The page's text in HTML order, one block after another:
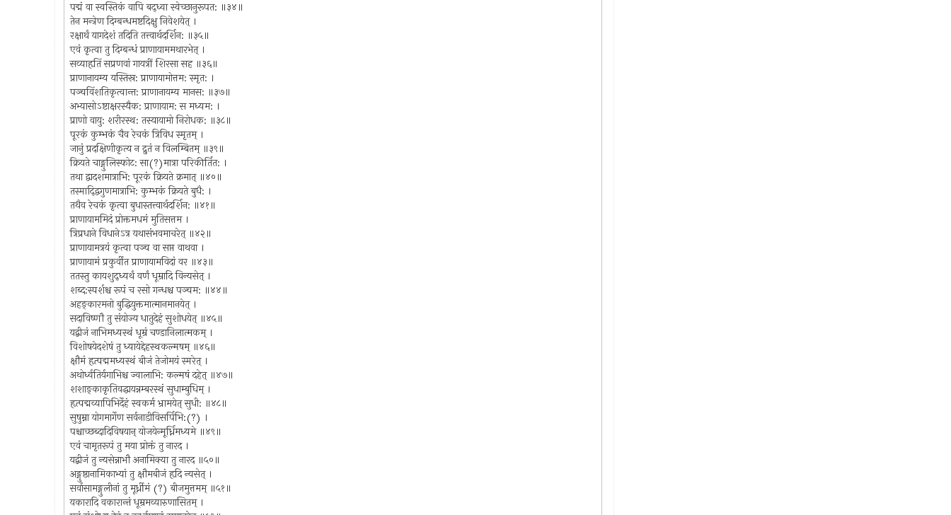
पद्मं वा स्वस्तिकं वापि बद्ध्वा स्वेच्छानुरूपत: ॥३४॥
तेन मन्त्रेण दिग्बन्धमष्टदिक्षु निवेशयेत् ।
रक्षार्थं यागदेशं तदिति तत्त्वार्थदर्शिन: ॥३५॥
एवं कृत्वा तु दिग्बन्धं प्राणायाममथारभेत् ।
सव्याहृतिं सप्रणवां गायत्रीं शिरसा सह ॥३६॥
प्राणानायम्य यस्तिस्र: प्राणायामोत्तम: स्मृत: ।
पञ्चविंशतिकृत्वान्त: प्राणानायम्य मानस: ॥३७॥
अभ्यासोऽष्टाक्षरस्यैक: प्राणायाम: स मध्यम: ।
प्राणो वायु: शरीरस्थ: तस्यायामो निरोधक: ॥३८॥
पूरकं कुम्भकं चैव रेचकं त्रिविध स्मृतम् ।
जानुं प्रदक्षिणीकृत्य न द्रुतं न विलम्बितम् ॥३९॥
क्रियते चाङ्गुलिस्फोट: सा(?)मात्रा परिकीर्तित: ।
तथा द्वादशमात्राभि: पूरकं क्रियते क्रमात् ॥४०॥
तस्माद्द्विगुणमात्राभि: कुम्भकं क्रियते बुधै: ।
तथैव रेचकं कृत्वा बुधास्तत्त्वार्थदर्शिन: ॥४१॥
प्राणायाममिदं प्रोक्तमधमं मुतिसत्तम ।
त्रिप्रधाने विधानेऽत्र यथासंभवमाचरेत् ॥४२॥
प्राणायामत्रयं कृत्वा पञ्च वा सप्त वाथवा ।
प्राणायामं प्रकुर्वीत प्राणायामविदां वर ॥४३॥
ततस्तु कायशुद्ध्यर्थं वर्णं धूम्रादि विन्यसेत् ।
शब्द:स्पर्शश्च रूपं च रसो गन्धश्च पञ्चम: ॥४४॥
अहङ्कारमनो बुद्धियुक्तमात्मानमानयेत् ।
सदाविष्णौ तु संयोज्य धातुदेहं सुशोधयेत् ॥४५॥
यद्बीजं नाभिमध्यस्थं धूम्रं चण्डानिलात्मकम् ।
विशोषयेदशेषं तु ध्यायेद्देहस्थकल्मषम् ॥४६॥
क्षौमं हृत्पद्ममध्यस्थं बीजं तेजोमयं स्मरेत् ।
अथोर्ध्वतिर्यगाभिश्च ज्वालाभि: कल्मषं दहेत् ॥४७॥
शशाङ्काकृतिवद्धायन्नम्बरस्थं सुधाम्बुधिम् ।
हृत्पद्मव्यापिभिर्देहं स्वकर्म भ्रामयेत् सुधी: ॥४८॥
सुषुम्ना योगमार्गेण सर्वनाडीविसर्पिभि:(?) ।
पश्चाच्छब्दादिविषयान् योजयेन्मूर्ध्निमध्यमे ॥४९॥
एवं चामृतरूपं तु मया प्रोक्तं तु नारद ।
यद्बीजं तु न्यसेन्नाभौ अनामिक्या तु नारद ॥५०॥
अङ्गुष्ठानामिकाभ्यां तु क्षौमबीजं हृदि न्यसेत् ।
सर्वासामङ्गुलीनां तु मूर्ध्नीमं (?) बीजमुत्तमम् ॥५१॥
यकारादि वकारान्तं धूम्रमव्यारुणासितम् ।